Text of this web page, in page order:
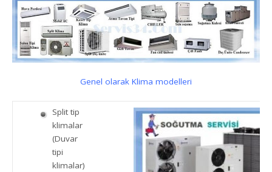
Genel olarak Klima modelleri
Split tip
klimalar
(Duvar
tipi
klimalar)